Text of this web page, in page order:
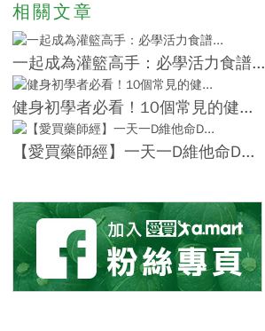
相關文章
一起成為灌籃高手：必學活力食譜...
健身初學者必看！10個常見的健...
【愛買藥師經】一天一D維他命D...